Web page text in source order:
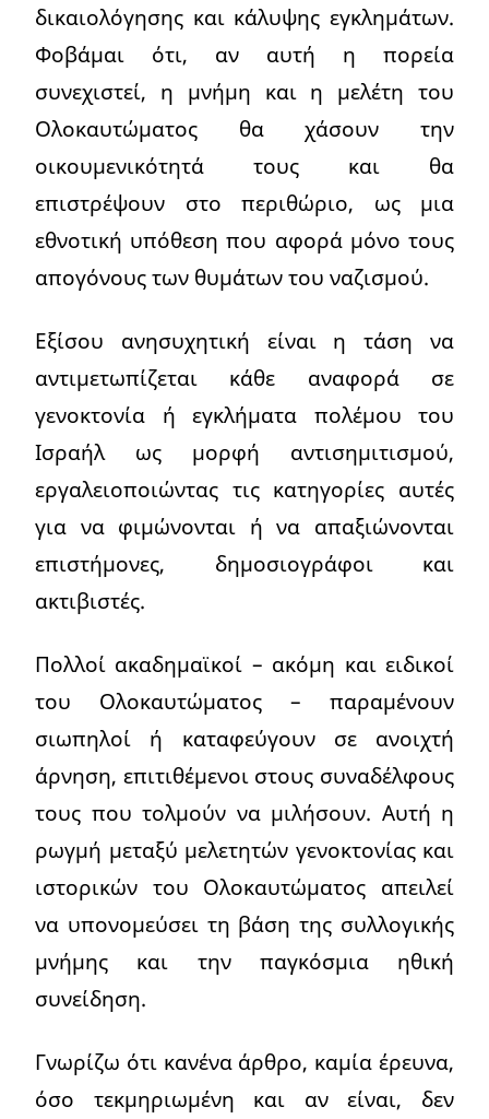
δικαιολόγησης και κάλυψης εγκλημάτων.
Φοβάμαι ότι, αν αυτή η πορεία
συνεχιστεί, η μνήμη και η μελέτη του
Ολοκαυτώματος θα χάσουν την
οικουμενικότητά τους και θα
επιστρέψουν στο περιθώριο, ως μια
εθνοτική υπόθεση που αφορά μόνο τους
απογόνους των θυμάτων του ναζισμού.
Εξίσου ανησυχητική είναι η τάση να
αντιμετωπίζεται κάθε αναφορά σε
γενοκτονία ή εγκλήματα πολέμου του
Ισραήλ ως μορφή αντισημιτισμού,
εργαλειοποιώντας τις κατηγορίες αυτές
για να φιμώνονται ή να απαξιώνονται
επιστήμονες, δημοσιογράφοι και
ακτιβιστές.
Πολλοί ακαδημαϊκοί – ακόμη και ειδικοί
του Ολοκαυτώματος – παραμένουν
σιωπηλοί ή καταφεύγουν σε ανοιχτή
άρνηση, επιτιθέμενοι στους συναδέλφους
τους που τολμούν να μιλήσουν. Αυτή η
ρωγμή μεταξύ μελετητών γενοκτονίας και
ιστορικών του Ολοκαυτώματος απειλεί
να υπονομεύσει τη βάση της συλλογικής
μνήμης και την παγκόσμια ηθική
συνείδηση.
Γνωρίζω ότι κανένα άρθρο, καμία έρευνα,
όσο τεκμηριωμένη και αν είναι, δεν